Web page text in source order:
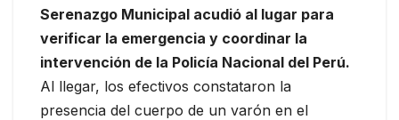
Serenazgo Municipal acudió al lugar para
verificar la emergencia y coordinar la
intervención de la Policía Nacional del Perú.
Al llegar, los efectivos constataron la
presencia del cuerpo de un varón en el